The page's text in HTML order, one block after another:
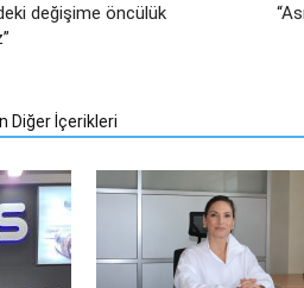
değişime öncülük
Diğer İçerikleri